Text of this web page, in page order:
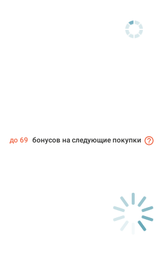
до 69 бонусов на следующие покупки